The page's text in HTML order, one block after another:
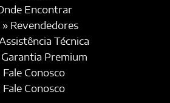
Encontrar
» Revendedores
Técnica
Garantia Premium
Fale Conosco
Fale Conosco